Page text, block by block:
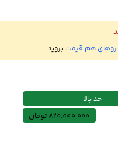
هم قیمتبروید
820,000,000 تومان
حد بالا